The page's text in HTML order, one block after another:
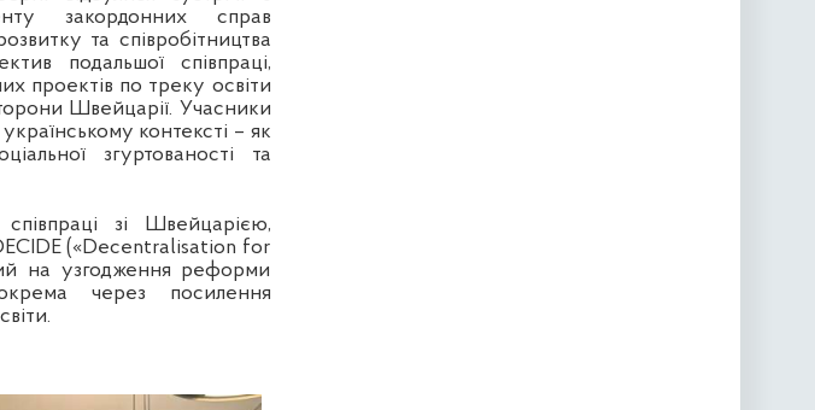
закордонних справ
та співробітництва
подальшої співпраці,
проектів по треку освіти
Швейцарії. Учасники
контексті – як
згуртованості та
зі Швейцарією,
(«Decentralisation for
на узгодження реформи
через посилення